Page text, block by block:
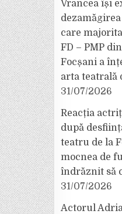
Vrancea își
care
FD – PMP
Focșani a
arta teatrală
31/07/2026
Reacția
după
teatru de la
mocnea de
îndrăznit să
31/07/2026
Actorul